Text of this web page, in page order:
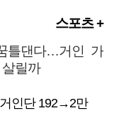
스포츠 +
틀댄다…거인 가
릴까
인단 192→2만